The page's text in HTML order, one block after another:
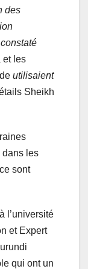
des
et les
utilisaient
Sheikh
dans les
sont
l’université
et Expert
qui ont un